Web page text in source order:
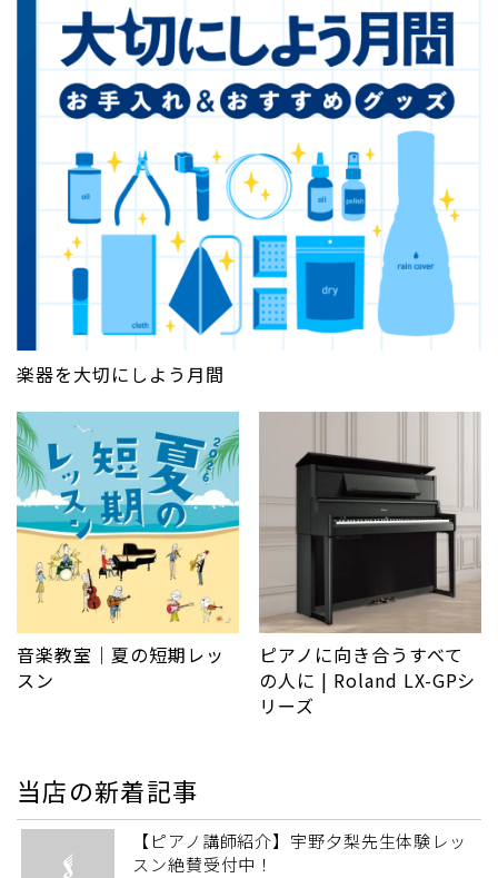
楽器を大切にしよう月間
音楽教室｜夏の短期レッ
スン
ピアノに向き合うすべて
の人に | Roland LX-GPシ
リーズ
当店の新着記事
【ピアノ講師紹介】宇野夕梨先生体験レッ
スン絶賛受付中！